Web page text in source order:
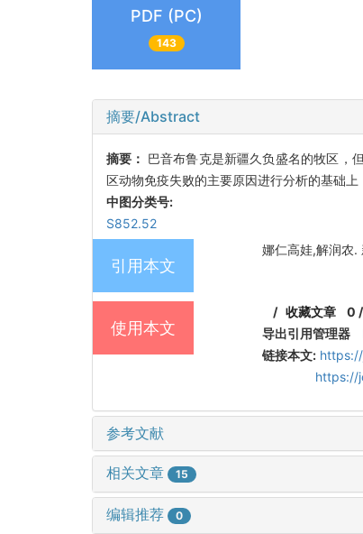
PDF (PC)
143
摘要/Abstract
摘要： 巴音布鲁克是新疆久负盛名的牧区，
区动物免疫失败的主要原因进行分析的基础
中图分类号:
S852.52
引用本文
娜仁高娃,解润农
使用本文
/收藏文章 0 /
导出引用管理器
链接本文:
https://
参考文献
相关文章 15
编辑推荐 0